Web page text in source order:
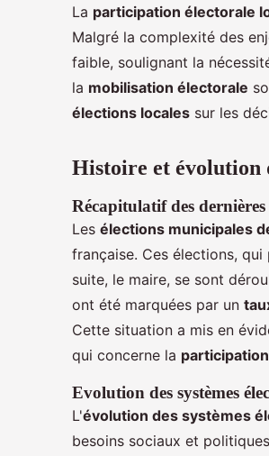
La participation électorale
Malgré la complexité des
faible, soulignant la
la mobilisation électorale
élections locales sur les
Histoire et évolution
Récapitulatif des dernières
Les élections municipales
française. Ces élections,
suite, le maire, se sont
ont été marquées par un
Cette situation a mis en
qui concerne la
Evolution des systèmes
L'évolution des systèmes
besoins sociaux et